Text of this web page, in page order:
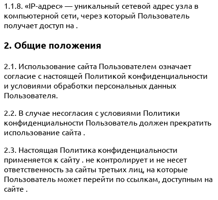
1.1.8. «IP-адрес» — уникальный сетевой адрес узла в
компьютерной сети, через который Пользователь
получает доступ на .
2. Общие положения
2.1. Использование сайта Пользователем означает
согласие с настоящей Политикой конфиденциальности
и условиями обработки персональных данных
Пользователя.
2.2. В случае несогласия с условиями Политики
конфиденциальности Пользователь должен прекратить
использование сайта .
2.3. Настоящая Политика конфиденциальности
применяется к сайту . не контролирует и не несет
ответственность за сайты третьих лиц, на которые
Пользователь может перейти по ссылкам, доступным на
сайте .